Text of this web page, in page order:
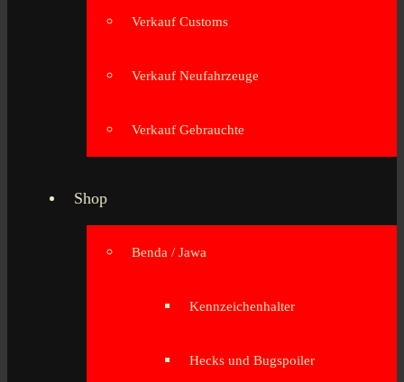
Verkauf Customs
Verkauf Neufahrzeuge
Verkauf Gebrauchte
Shop
Benda / Jawa
Kennzeichenhalter
Hecks und Bugspoiler